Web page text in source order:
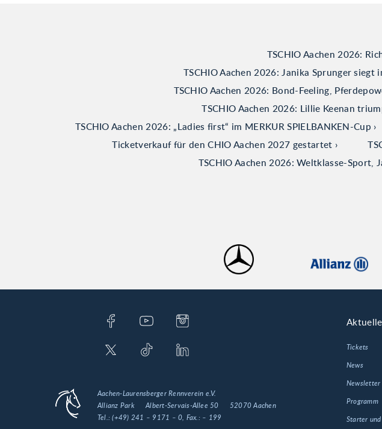
TSCHIO Aachen 2026:
TSCHIO Aachen 2026: Janika Sprunger
TSCHIO Aachen 2026: Bond-Feeling,
TSCHIO Aachen 2026: Lillie Keenan
TSCHIO Aachen 2026: „Ladies first“ im MERKUR SPIELBANKEN-Cup
Ticketverkauf für den CHIO Aachen 2027 gestartet
TSCHIO Aachen 2026: Weltklasse-Sport,
Tickets
News
Newsletter
Programm
Starter und
Aachen-Laurensberger Rennverein e.V.
Allianz Park
Albert-Servais-Allee 50
52070 Aachen
Tel.:(+49) 241 – 9171 – 0 , Fax.: – 199